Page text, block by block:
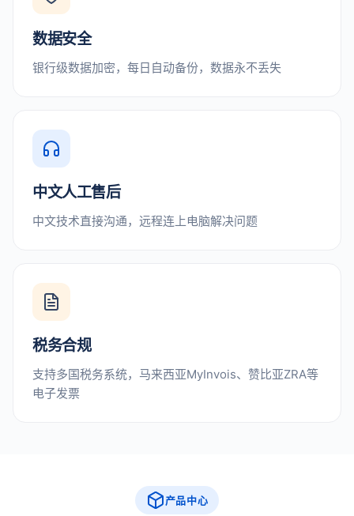
数据安全
银行级数据加密，每日自动备份，数据永不丢失
中文人工售后
中文技术直接沟通，远程连上电脑解决问题
税务合规
支持多国税务系统，马来西亚MyInvois、赞比亚ZRA等
电子发票
产品中心